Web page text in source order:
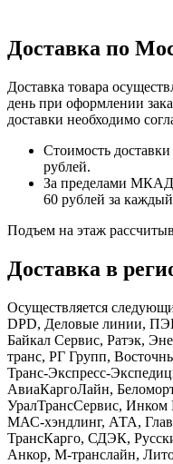
Доставка по
Доставка товара
день при оформлении
доставки необходимо
Стоимость
рублей.
За пределами МКАД
60 рублей за
Подъем на этаж
Доставка в
Осуществляется
DPD, Деловые линии,
Байкал Сервис, Ратэк,
транс, РГ Групп,
Транс-Экспресс-
АвиаКаргоЛайн,
УралТрансСервис, Инком
МАС-хэндлинг, АТА,
ТрансКарго, СДЭК,
Анкор, М-транслайн,